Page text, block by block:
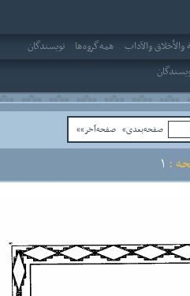
والأخلاق والآداب همه‌گروه‌ها
نویسندگان
صفحه‌بعدی» صفحه‌آخر»»
: